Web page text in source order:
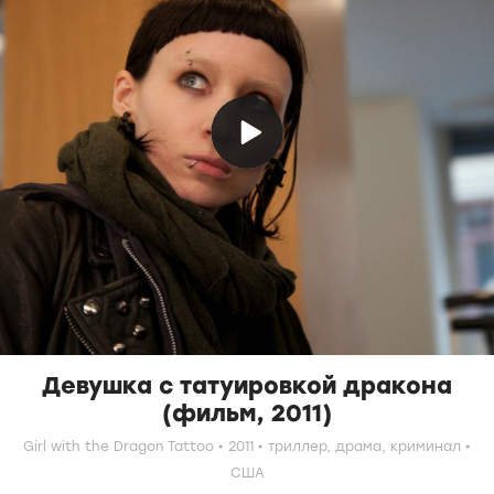
Девушка с татуировкой дракона
(фильм, 2011)
Girl with the Dragon Tattoo 2011 триллер, драма, криминал
США